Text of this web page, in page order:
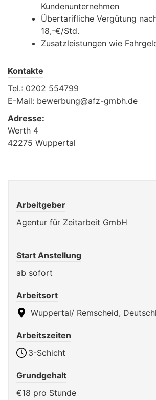
Kundenunternehmen
Übertarifliche Vergütung
18,-€/Std.
Zusatzleistungen wie
Kontakte
Tel.: 0202 554799
E-Mail: bewerbung@afz-gmbh.de
Adresse:
Werth 4
42275 Wuppertal
Arbeitgeber
Agentur für Zeitarbeit GmbH
Start Anstellung
ab sofort
Arbeitsort
Wuppertal/ Remscheid,
Arbeitszeiten
3-Schicht
Grundgehalt
€18 pro Stunde